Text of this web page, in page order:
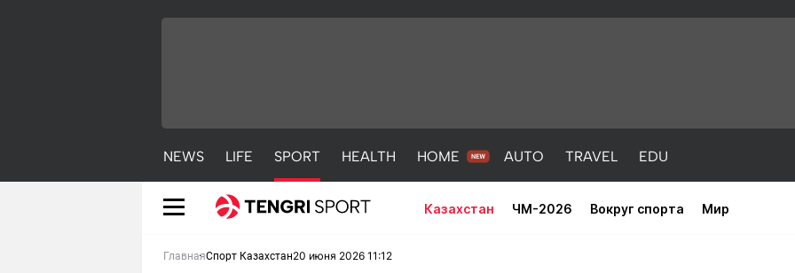
NEWS LIFE SPORT HEALTH HOME AUTO TRAVEL EDU
Казахстан ЧМ-2026 Вокруг спорта Мир
ГлавнаяСпорт Казахстан20 июня 2026 11:12